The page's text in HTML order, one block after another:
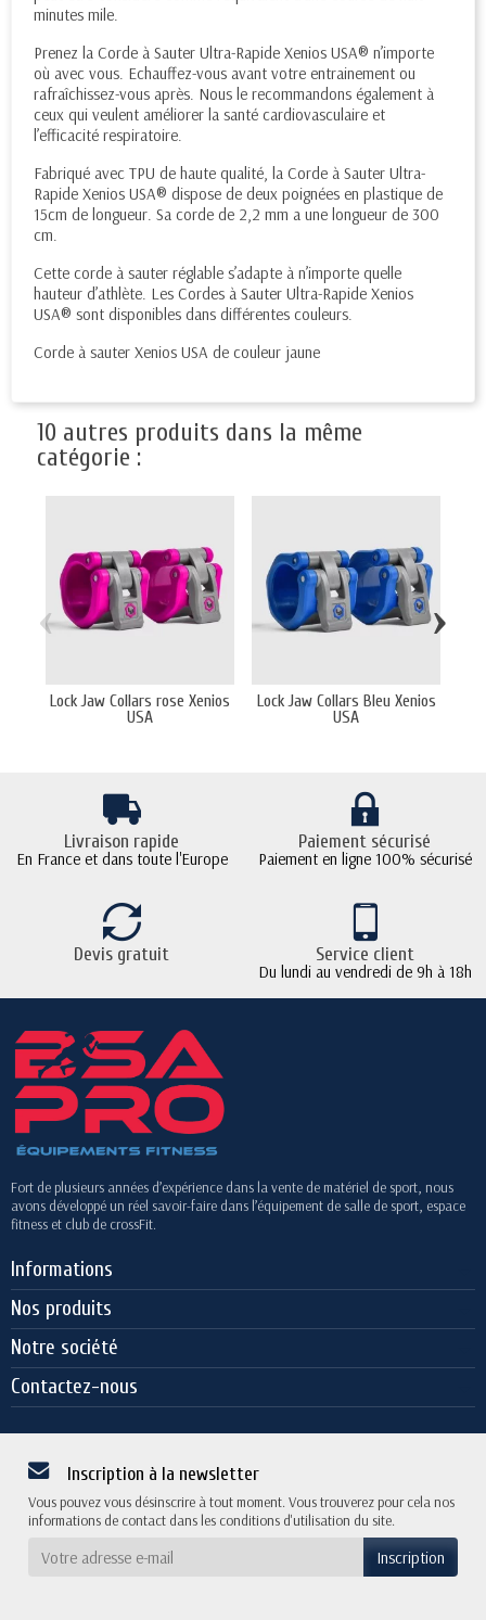
minutes mile.
Prenez la Corde à Sauter Ultra-Rapide Xenios USA® n’importe
où avec vous. Echauffez-vous avant votre entrainement ou
rafraîchissez-vous après. Nous le recommandons également à
ceux qui veulent améliorer la santé cardiovasculaire et
l’efficacité respiratoire.
Fabriqué avec TPU de haute qualité, la Corde à Sauter Ultra-
Rapide Xenios USA® dispose de deux poignées en plastique de
15cm de longueur. Sa corde de 2,2 mm a une longueur de 300
cm.
Cette corde à sauter réglable s’adapte à n’importe quelle
hauteur d’athlète. Les Cordes à Sauter Ultra-Rapide Xenios
USA® sont disponibles dans différentes couleurs.
Corde à sauter Xenios USA de couleur jaune
10 autres produits dans la même
catégorie :
Lock Jaw Collars rose Xenios
USA
Lock Jaw Collars Bleu Xenios
USA
‹ ›
Livraison rapide
En France et dans toute l'Europe
Paiement sécurisé
Paiement en ligne 100% sécurisé
Devis gratuit Service client
Du lundi au vendredi de 9h à 18h
Fort de plusieurs années d’expérience dans la vente de matériel de sport, nous
avons développé un réel savoir-faire dans l’équipement de salle de sport, espace
fitness et club de crossFit.
Informations
Nos produits
Notre société
Contactez-nous
Inscription à la newsletter
Vous pouvez vous désinscrire à tout moment. Vous trouverez pour cela nos
informations de contact dans les conditions d'utilisation du site.